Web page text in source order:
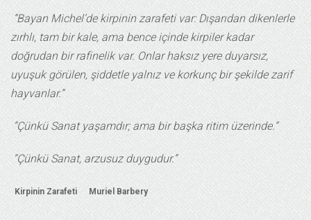
”Bayan Michel’de kirpinin zarafeti var: Dışarıdan dikenlerle
zırhlı, tam bir kale, ama bence içinde kirpiler kadar
doğrudan bir rafinelik var. Onlar haksız yere duyarsız,
uyuşuk görülen, şiddetle yalnız ve korkunç bir şekilde zarif
hayvanlar.”
“Çünkü Sanat yaşamdır; ama bir başka ritim üzerinde.”
“Çünkü Sanat, arzusuz duygudur.”
Kirpinin Zarafeti Muriel Barbery